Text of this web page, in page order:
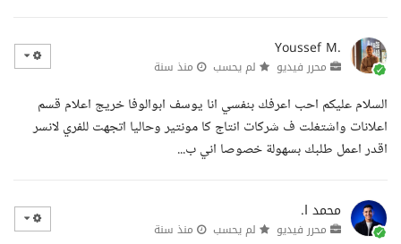
Youssef M.
محرر فيديو لم يحسب منذ سنة
السلام عليكم احب اعرفك بنفسي انا يوسف ابوالوفا خريج اعلام قسم
اعلانات واشتغلت ف شركات انتاج كا مونتير وحاليا اتجهت للفري لانسر
اقدر اعمل طلبك بسهولة خصوصا اني ب...
محمد ا.
محرر فيديو لم يحسب منذ سنة